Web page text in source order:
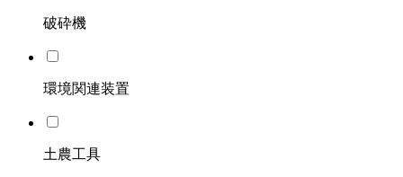
破砕機
環境関連装置
土農工具